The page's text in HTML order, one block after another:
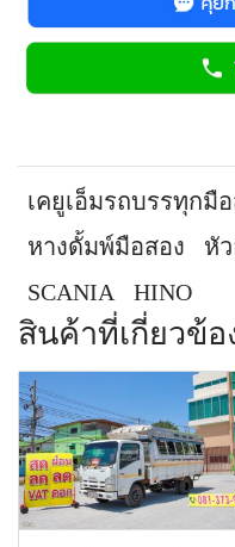
เคยูเอ็มรถบรรทุกมื
หางดั้มพ์มือสอง
หั
SCANIA
HINO
สินค้าที่เกี่ยวข้อ